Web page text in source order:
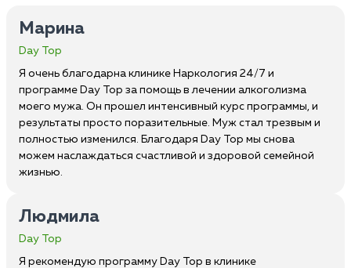
Марина
Day Top
Я очень благодарна клинике Наркология 24/7 и
программе Day Top за помощь в лечении алкоголизма
моего мужа. Он прошел интенсивный курс программы, и
результаты просто поразительные. Муж стал трезвым и
полностью изменился. Благодаря Day Top мы снова
можем наслаждаться счастливой и здоровой семейной
жизнью.
Людмила
Day Top
Я рекомендую программу Day Top в клинике